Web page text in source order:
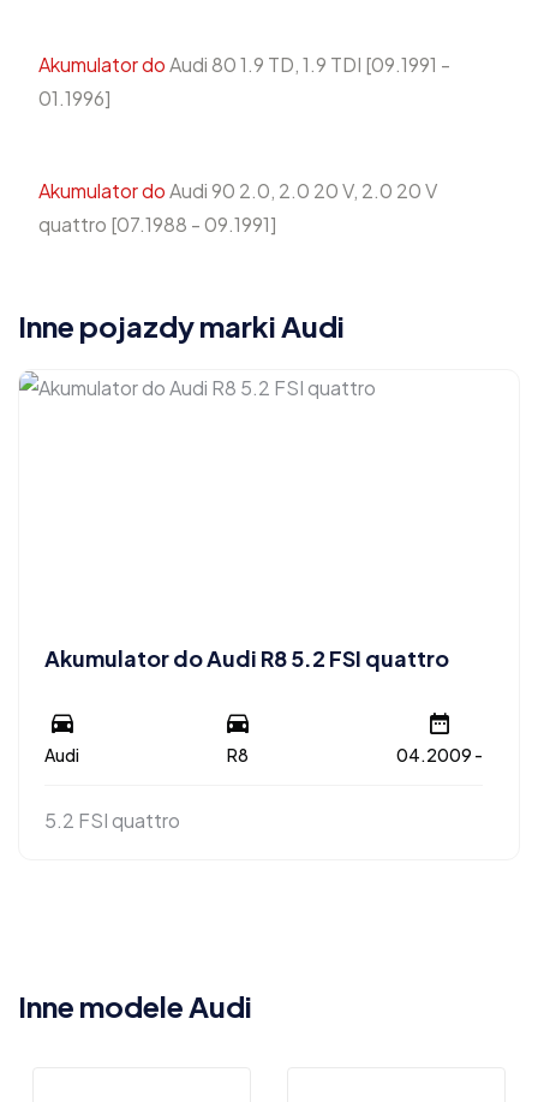
Akumulator doAudi 80 1.9 TD, 1.9 TDI [09.1991 -
01.1996]
Akumulator doAudi 90 2.0, 2.0 20 V, 2.0 20 V
quattro [07.1988 - 09.1991]
Inne pojazdy marki Audi
Akumulator do Audi R8 5.2 FSI quattro
Audi R8 04.2009 -
5.2 FSI quattro
Inne modele Audi